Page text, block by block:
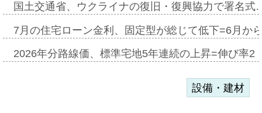
国土交通省、ウクライナの復旧・復興協力で署名
7月の住宅ローン金利、固定型が総じて低下=6月か
2026年分路線価、標準宅地5年連続の上昇=伸び率
設備・建材